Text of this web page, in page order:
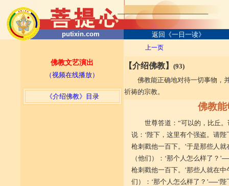
putixin.com 返回《一日一读》
佛教文艺演出
（视频在线播放）
上一页
【介绍佛教】 (93)
佛教能正确地对待一切事物，
祈祷的宗教。
佛教
世尊答道：“可以的，比丘
说：‘陛下，这里有个强盗。请
枪刺戳他一百下。’于是那些人
（他们）：‘那个人怎么样了？
枪刺戳他一百下。’那些人就在
们）：‘那个人怎么样了？’──‘
《介绍佛教》目录